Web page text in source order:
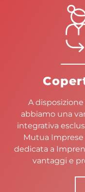
A
abbiamo una
integrativa
Mutua
dedicata a
vantaggi e